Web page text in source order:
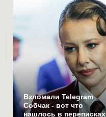
Взломали Telegram
Собчак - вот что
нашлось в переписках